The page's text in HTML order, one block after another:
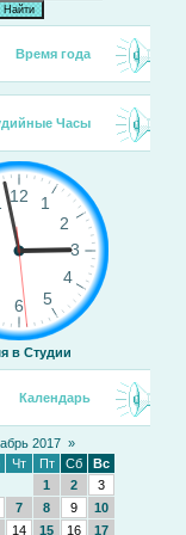
Время года
Часы
в Студии
Календарь
2017 »
Чт Пт Сб
Вс
1
2
3
7 8 9
10
14 15 16
17